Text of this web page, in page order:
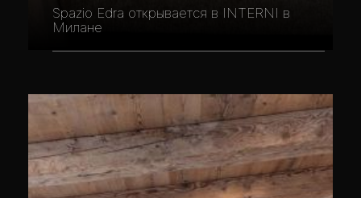
Spazio Edra открывается в INTERNI в
Милане